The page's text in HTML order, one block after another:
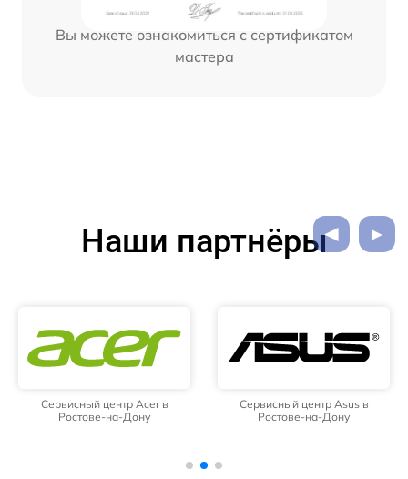
Вы можете ознакомиться с сертификатом
мастера
Наши партнёры
Сервисный центр Acer в
Ростове-на-Дону
Сервисный центр Asus в
Ростове-на-Дону